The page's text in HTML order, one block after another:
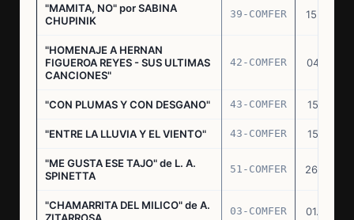
"MAMITA, NO" por SABINA
CHUPINIK
39-COMFER 15.10.76
"HOMENAJE A HERNAN
FIGUEROA REYES - SUS ULTIMAS
CANCIONES"
42-COMFER 04.11.76
"CON PLUMAS Y CON DESGANO" 43-COMFER 15.11.76
"ENTRE LA LLUVIA Y EL VIENTO" 43-COMFER 15.11.76
"ME GUSTA ESE TAJO" de L. A.
SPINETTA
51-COMFER 26.12.76
"CHAMARRITA DEL MILICO" de A.
03-COMFER 01.02.77